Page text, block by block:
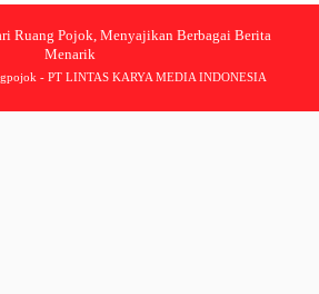
Ruang Pojok, Menyajikan Berbagai Berita
Menarik
- PT LINTAS KARYA MEDIA INDONESIA